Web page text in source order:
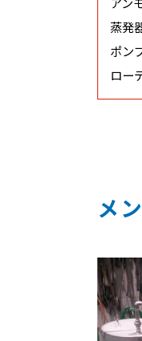
蒸発
ポン
ロー
メ